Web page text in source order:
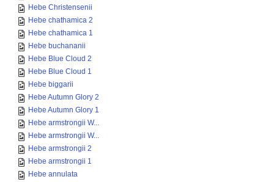
Hebe Christensenii
Hebe chathamica 2
Hebe chathamica 1
Hebe buchananii
Hebe Blue Cloud 2
Hebe Blue Cloud 1
Hebe biggarii
Hebe Autumn Glory 2
Hebe Autumn Glory 1
Hebe armstrongii W...
Hebe armstrongii W...
Hebe armstrongii 2
Hebe armstrongii 1
Hebe annulata